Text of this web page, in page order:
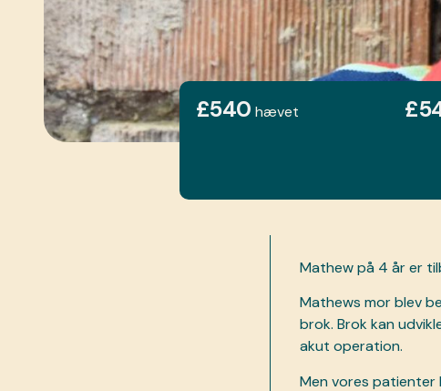
£540 hævet
Mathew på 4 år er
Mathews mor blev
brok. Brok kan
akut operation.
Men vores